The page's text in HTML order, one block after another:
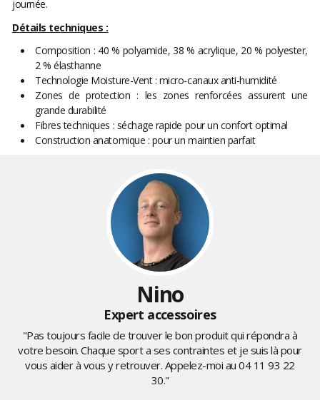
journée.
Détails techniques :
Composition : 40 % polyamide, 38 % acrylique, 20 % polyester,
2 % élasthanne
Technologie Moisture-Vent : micro-canaux anti-humidité
Zones de protection : les zones renforcées assurent une
grande durabilité
Fibres techniques : séchage rapide pour un confort optimal
Construction anatomique : pour un maintien parfait
Nino
Expert accessoires
"Pas toujours facile de trouver le bon produit qui répondra à
votre besoin. Chaque sport a ses contraintes et je suis là pour
vous aider à vous y retrouver. Appelez-moi au04 11 93 22
30."